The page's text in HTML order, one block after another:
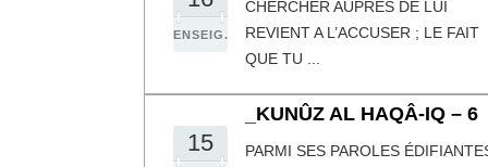
ENSEIG.
CHERCHER AUPRÈS DE LUI
REVIENT A L’ACCUSER ; LE FAIT
QUE TU ...
15
_KUNÛZ AL HAQÂ-IQ – 6
PARMI SES PAROLES